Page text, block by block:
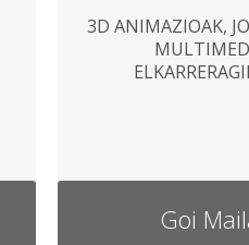
3D ANIMAZIOAK,
Goi